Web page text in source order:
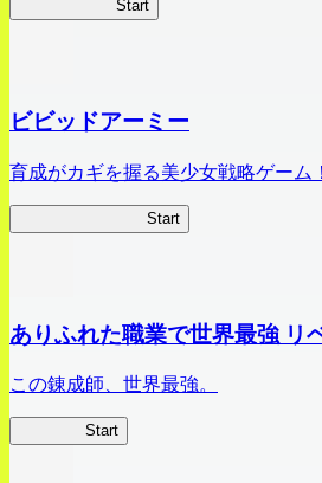
Start
ビビッドアーミー
育成がカギを握る美少女戦略ゲーム！
Start
ありふれた職業で世界最強 リ
この錬成師、世界最強。
Start